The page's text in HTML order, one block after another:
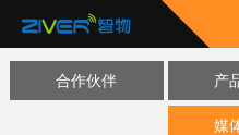
合作伙伴 产
媒